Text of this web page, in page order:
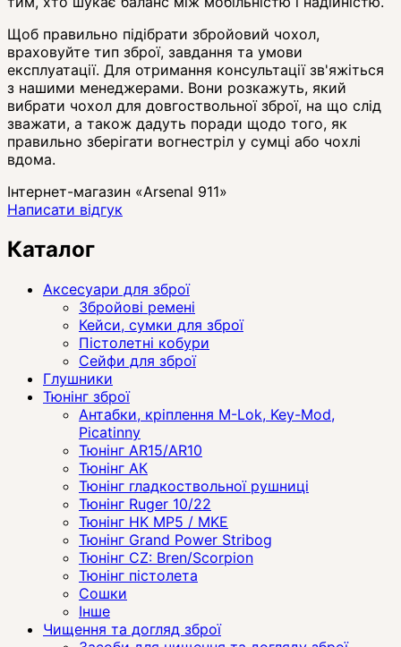
Щоб правильно підібрати збройовий чохол,
враховуйте тип зброї, завдання та умови
експлуатації. Для отримання консультації зв'яжіться
з нашими менеджерами. Вони розкажуть, який
вибрати чохол для довгоствольної зброї, на що слід
зважати, а також дадуть поради щодо того, як
правильно зберігати вогнестріл у сумці або чохлі
вдома.
Інтернет-магазин «Arsenal 911»
Написати відгук
Каталог
Аксесуари для зброї
Збройові ремені
Кейси, сумки для зброї
Пістолетні кобури
Сейфи для зброї
Глушники
Тюнінг зброї
Антабки, кріплення M-Lok, Key-Mod,
Picatinny
Тюнінг AR15/AR10
Тюнінг АК
Тюнінг гладкоствольної рушниці
Тюнінг Ruger 10/22
Тюнінг HK MP5 / MKE
Тюнінг Grand Power Stribog
Тюнінг CZ: Bren/Scorpion
Тюнінг пістолета
Сошки
Інше
Чищення та догляд зброї